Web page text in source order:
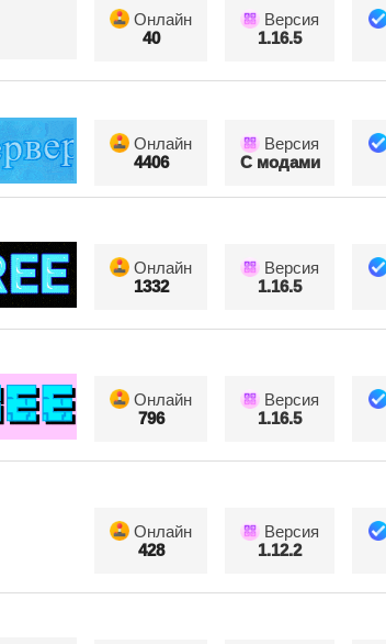
Онлайн
40
Версия
1.16.5
Онлайн
4406
Версия
С модами
Онлайн
1332
Версия
1.16.5
Онлайн
796
Версия
1.16.5
Онлайн
428
Версия
1.12.2